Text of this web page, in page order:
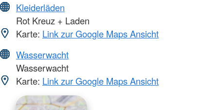
Kleiderläden
Rot Kreuz + Laden
Karte: Link zur Google Maps Ansicht
Wasserwacht
Wasserwacht
Karte: Link zur Google Maps Ansicht